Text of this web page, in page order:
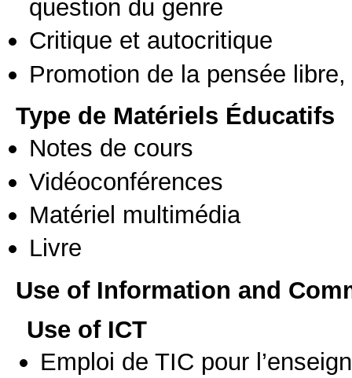
question du genre
Critique et autocritique
Promotion de la pensée
Type de Matériels Éducatifs
Notes de cours
Vidéoconférences
Matériel multimédia
Livre
Use of Information and
Use of ICT
Emploi de TIC pour